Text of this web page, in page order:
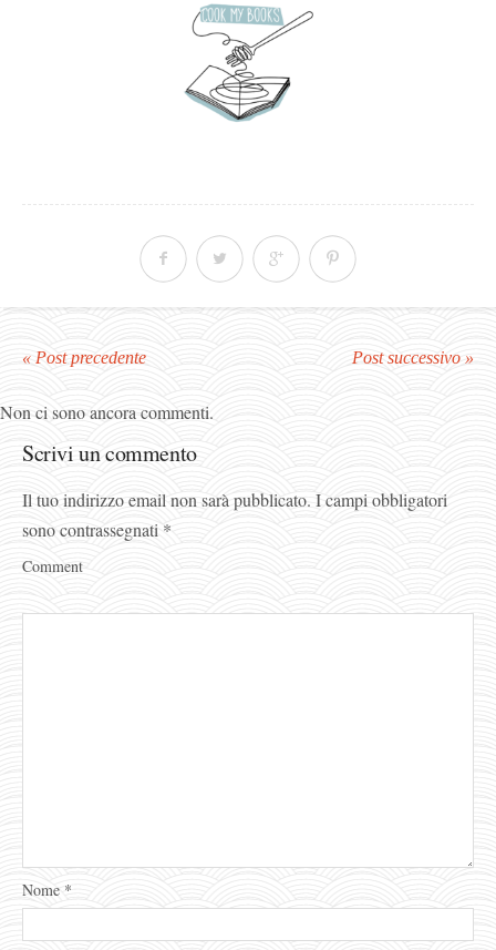
« Post precedente Post successivo »
Non ci sono ancora commenti.
Scrivi un commento
Il tuo indirizzo email non sarà pubblicato. I campi obbligatori
sono contrassegnati *
Comment
Nome *